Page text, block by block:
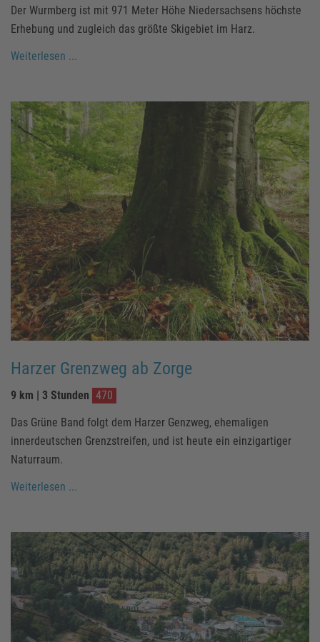
Der Wurmberg ist mit 971 Meter Höhe Niedersachsens höchste
Erhebung und zugleich das größte Skigebiet im Harz.
Weiterlesen ...
Harzer Grenzweg ab Zorge
9 km | 3 Stunden 470
Das Grüne Band folgt dem Harzer Genzweg, ehemaligen
innerdeutschen Grenzstreifen, und ist heute ein einzigartiger
Naturraum.
Weiterlesen ...